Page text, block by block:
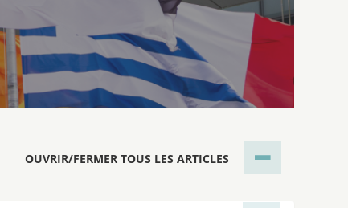
OUVRIR/FERMER TOUS LES ARTICLES